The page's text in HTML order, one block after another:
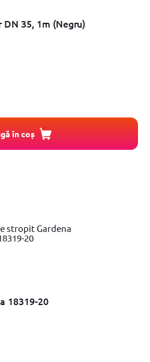
35, 1m (Negru)
în coș
18319-20